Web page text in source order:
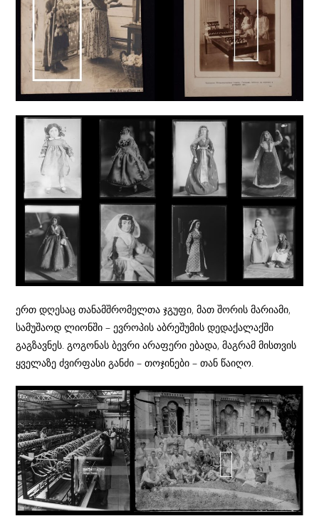
ერთ დღესაც თანამშრომელთა ჯგუფი, მათ შორის მარიამი,
სამუშაოდ ლიონში – ევროპის აბრეშუმის დედაქალაქში
გაგზავნეს. გოგონას ბევრი არაფერი ებადა, მაგრამ მისთვის
ყველაზე ძვირფასი განძი – თოჯინები – თან წაიღო.